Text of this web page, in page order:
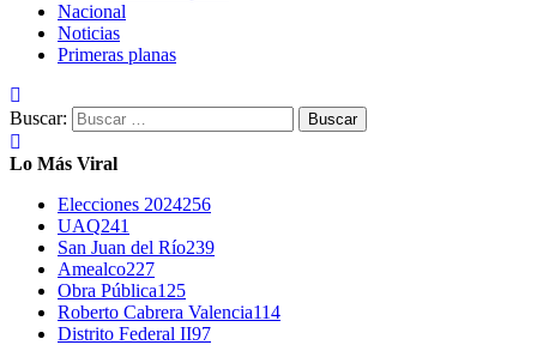
Nacional
Noticias
Primeras planas
Buscar:
Lo Más Viral
Elecciones 2024256
UAQ241
San Juan del Río239
Amealco227
Obra Pública125
Roberto Cabrera Valencia114
Distrito Federal II97